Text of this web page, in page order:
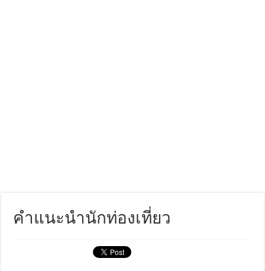
คำแนะนำนักท่องเที่ยว